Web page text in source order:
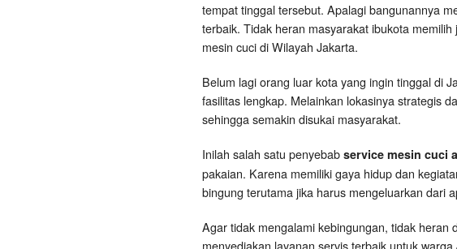
tempat tinggal tersebut. Apalagi bangunannya
terbaik. Tidak heran masyarakat ibukota
mesin cuci di Wilayah Jakarta.
Belum lagi orang luar kota yang ingin tinggal di
fasilitas lengkap. Melainkan lokasinya strategis
sehingga semakin disukai masyarakat.
Inilah salah satu penyebab service mesin cuci
pakaian. Karena memiliki gaya hidup dan
bingung terutama jika harus mengeluarkan dari
Agar tidak mengalami kebingungan, tidak
menyediakan layanan servis terbaik untuk